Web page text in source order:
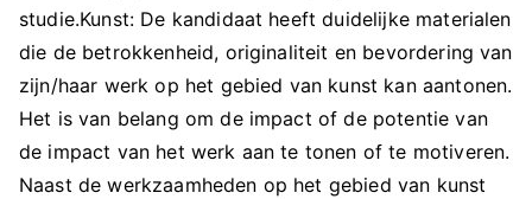
studie.Kunst: De kandidaat heeft duidelijke materialen
die de betrokkenheid, originaliteit en bevordering van
zijn/haar werk op het gebied van kunst kan aantonen.
Het is van belang om de impact of de potentie van
de impact van het werk aan te tonen of te motiveren.
Naast de werkzaamheden op het gebied van kunst